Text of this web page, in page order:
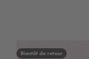
Bientôt de retour